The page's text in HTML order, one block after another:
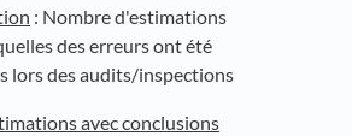
: Nombre d'estimations
des erreurs ont été
lors des audits/inspections
avec conclusions